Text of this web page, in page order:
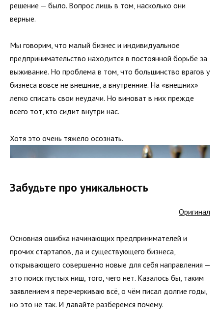
решение — было. Вопрос лишь в том, насколько они
верные.
Мы говорим, что малый бизнес и индивидуальное
предпринимательство находится в постоянной борьбе за
выживание. Но проблема в том, что большинство врагов у
бизнеса вовсе не внешние, а внутренние. На «внешних»
легко списать свои неудачи. Но виноват в них прежде
всего тот, кто сидит внутри нас.
Хотя это очень тяжело осознать.
Забудьте про уникальность
Оригинал
Основная ошибка начинающих предпринимателей и
прочих стартапов, да и существующего бизнеса,
открывающего совершенно новые для себя направления —
это поиск пустых ниш, того, чего нет. Казалось бы, таким
заявлением я перечеркиваю всё, о чём писал долгие годы,
но это не так. И давайте разберемся почему.